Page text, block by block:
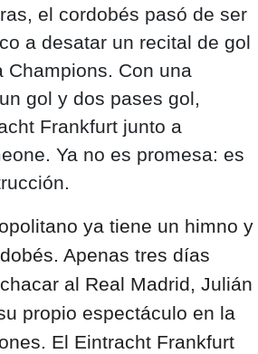
el cordobés pasó de ser
a desatar un recital de gol
Champions. Con una
gol y dos pases gol,
Frankfurt junto a
Ya no es promesa: es
ya tiene un himno y
Apenas tres días
al Real Madrid, Julián
propio espectáculo en la
El Eintracht Frankfurt